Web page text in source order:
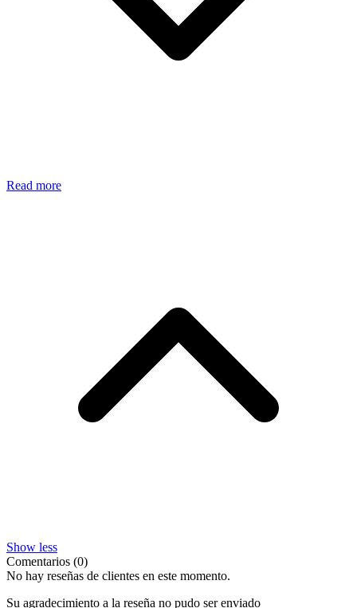
Read more
Show less
Comentarios (0)
No hay reseñas de clientes en este momento.
Su agradecimiento a la reseña no pudo ser enviado